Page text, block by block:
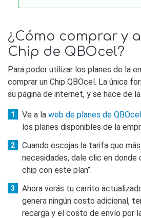
¿Cómo comprar y
Chip de QBOcel?
Para poder utilizar los planes de la
comprar un Chip QBOcel. La única
su página de internet, y se hace de
Ve a la web de planes de QBOcel
los planes disponibles de la
Cuando escojas la tarifa que
necesidades, dale clic en donde
chip con este plan’’.
Ahora verás tu carrito
genera ningún costo adicional,
recarga y el costo de envío por